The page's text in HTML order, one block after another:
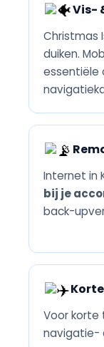
Vis-
Christmas
duiken.
essentiële
Internet in
bij je
back-
Voor korte
navigatie-